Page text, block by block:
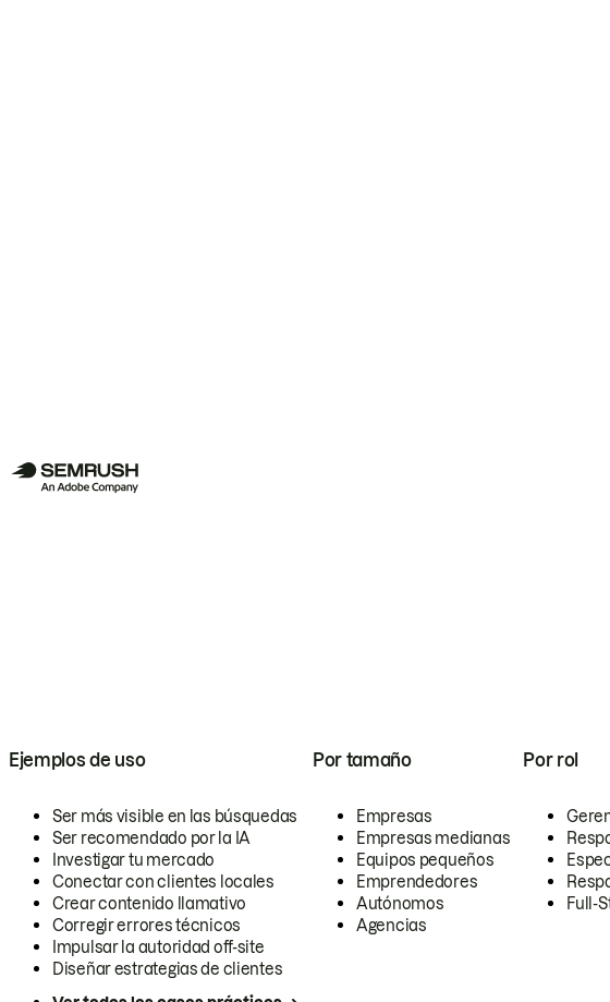
Ejemplos de uso
Ser más visible en las búsquedas
Ser recomendado por la IA
Investigar tu mercado
Conectar con clientes locales
Crear contenido llamativo
Corregir errores técnicos
Impulsar la autoridad off-site
Diseñar estrategias de clientes
Por tamaño
Empresas
Empresas medianas
Equipos pequeños
Emprendedores
Autónomos
Agencias
Por rol
Full-